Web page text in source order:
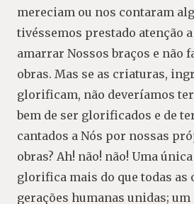
mereciam ou nos contaram
tivéssemos prestado atenção
amarrar Nossos braços e não
obras. Mas se as criaturas,
glorificam, não deveríamos
bem de ser glorificados e de
cantados a Nós por nossas
obras? Ah! não! não! Uma
glorifica mais do que todas as
gerações humanas unidas;